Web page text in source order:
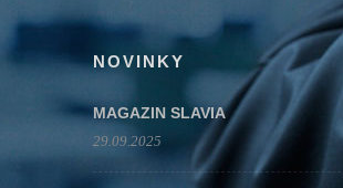
NOVINKY
MAGAZIN SLAVIA
29.09.2025